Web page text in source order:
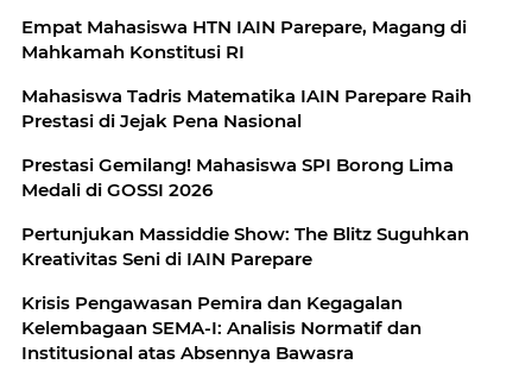
Empat Mahasiswa HTN IAIN Parepare, Magang di
Mahkamah Konstitusi RI
Mahasiswa Tadris Matematika IAIN Parepare Raih
Prestasi di Jejak Pena Nasional
Prestasi Gemilang! Mahasiswa SPI Borong Lima
Medali di GOSSI 2026
Pertunjukan Massiddie Show: The Blitz Suguhkan
Kreativitas Seni di IAIN Parepare
Krisis Pengawasan Pemira dan Kegagalan
Kelembagaan SEMA-I: Analisis Normatif dan
Institusional atas Absennya Bawasra